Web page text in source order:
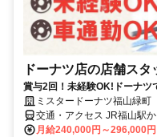
ドーナツ店の店舗スタ
賞与2回！未経験OK!ドーナツ
ミスタードーナツ福山緑町
交通・アクセス JR福山駅
月給240,000円～296,000円